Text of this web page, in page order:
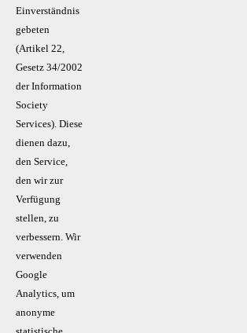
Einverständnis
gebeten
(Artikel 22,
Gesetz 34/2002
der Information
Society
Services). Diese
dienen dazu,
den Service,
den wir zur
Verfügung
stellen, zu
verbessern. Wir
verwenden
Google
Analytics, um
anonyme